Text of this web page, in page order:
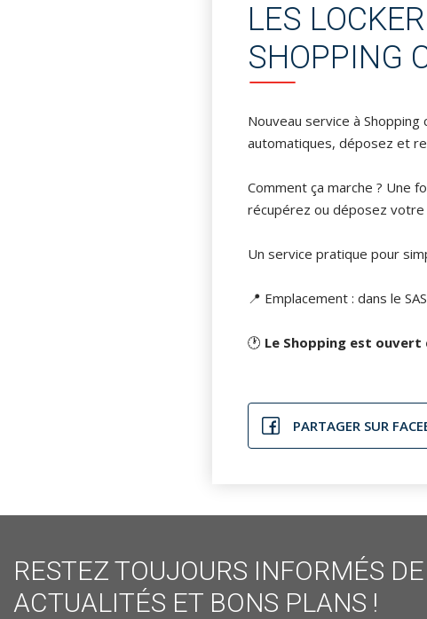
LES
SHOPPING
Nouveau service à
automatiques, déposez et
Comment ça marche ? Une
récupérez ou déposez votre
Un service pratique pour
📍 Emplacement : dans le
🕐 Le Shopping est ouvert
PARTAGER SUR
RESTEZ TOUJOURS INFORMÉS
ACTUALITÉS ET BONS PLANS !